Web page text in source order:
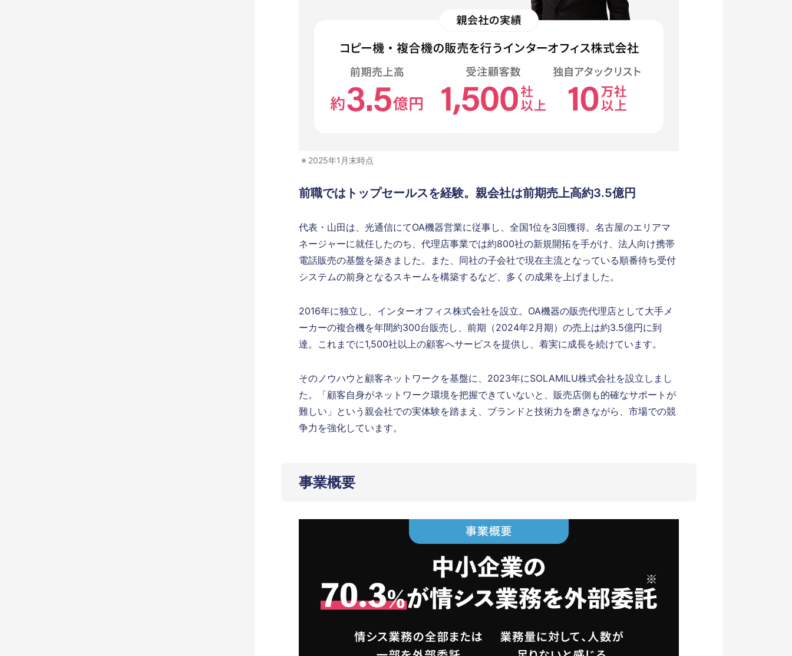
2025年1月末時点
前職ではトップセールスを経験。親会社は前期売上高約3.5億円
代表・山田は、光通信にてOA機器営業に従事し、全国1位を3回獲得。名古屋のエリアマ
ネージャーに就任したのち、代理店事業では約800社の新規開拓を手がけ、法人向け携帯
電話販売の基盤を築きました。また、同社の子会社で現在主流となっている順番待ち受付
システムの前身となるスキームを構築するなど、多くの成果を上げました。
2016年に独立し、インターオフィス株式会社を設立。OA機器の販売代理店として大手メ
ーカーの複合機を年間約300台販売し、前期（2024年2月期）の売上は約3.5億円に到
達。これまでに1,500社以上の顧客へサービスを提供し、着実に成長を続けています。
そのノウハウと顧客ネットワークを基盤に、2023年にSOLAMILU株式会社を設立しまし
た。「顧客自身がネットワーク環境を把握できていないと、販売店側も的確なサポートが
難しい」という親会社での実体験を踏まえ、ブランドと技術力を磨きながら、市場での競
争力を強化しています。
事業概要